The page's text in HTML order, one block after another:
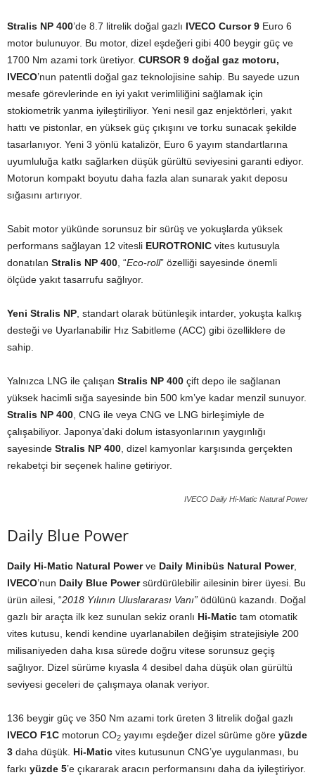
Stralis NP 400’de 8.7 litrelik doğal gazlı IVECO Cursor 9 Euro 6
motor bulunuyor. Bu motor, dizel eşdeğeri gibi 400 beygir güç ve
1700 Nm azami tork üretiyor. CURSOR 9 doğal gaz motoru,
IVECO’nun patentli doğal gaz teknolojisine sahip. Bu sayede uzun
mesafe görevlerinde en iyi yakıt verimliliğini sağlamak için
stokiometrik yanma iyileştiriliyor. Yeni nesil gaz enjektörleri, yakıt
hattı ve pistonlar, en yüksek güç çıkışını ve torku sunacak şekilde
tasarlanıyor. Yeni 3 yönlü katalizör, Euro 6 yayım standartlarına
uyumluluğa katkı sağlarken düşük gürültü seviyesini garanti ediyor.
Motorun kompakt boyutu daha fazla alan sunarak yakıt deposu
sığasını artırıyor.
Sabit motor yükünde sorunsuz bir sürüş ve yokuşlarda yüksek
performans sağlayan 12 vitesli EUROTRONIC vites kutusuyla
donatılan Stralis NP 400 , “Eco-roll” özelliği sayesinde önemli
ölçüde yakıt tasarrufu sağlıyor.
Yeni Stralis NP , standart olarak bütünleşik intarder, yokuşta kalkış
desteği ve Uyarlanabilir Hız Sabitleme (ACC) gibi özelliklere de
sahip.
Yalnızca LNG ile çalışan Stralis NP 400 çift depo ile sağlanan
yüksek hacimli sığa sayesinde bin 500 km’ye kadar menzil sunuyor.
Stralis NP 400 , CNG ile veya CNG ve LNG birleşimiyle de
çalışabiliyor. Japonya’daki dolum istasyonlarının yaygınlığı
sayesinde Stralis NP 400 , dizel kamyonlar karşısında gerçekten
rekabetçi bir seçenek haline getiriyor.
IVECO Daily Hi-Matic Natural Power
Daily Blue Power
Daily Hi-Matic Natural Powerve Daily Minibüs Natural Power,
IVECO’nun Daily Blue Powersürdürülebilir ailesinin birer üyesi. Bu
ürün ailesi, “2018 Yılının Uluslararası Vanı” ödülünü kazandı. Doğal
gazlı bir araçta ilk kez sunulan sekiz oranlı Hi-Matic tam otomatik
vites kutusu, kendi kendine uyarlanabilen değişim stratejisiyle 200
milisaniyeden daha kısa sürede doğru vitese sorunsuz geçiş
sağlıyor. Dizel sürüme kıyasla 4 desibel daha düşük olan gürültü
seviyesi geceleri de çalışmaya olanak veriyor.
136 beygir güç ve 350 Nm azami tork üreten 3 litrelik doğal gazlı
IVECO F1C motorun CO2 yayımı eşdeğer dizel sürüme göre yüzde
3 daha düşük. Hi-Matic vites kutusunun CNG’ye uygulanması, bu
farkı yüzde 5’e çıkararak aracın performansını daha da iyileştiriyor.